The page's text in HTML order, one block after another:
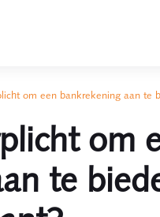
om een bankrekening aan te
om
te